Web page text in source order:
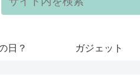
日？ ガジェット